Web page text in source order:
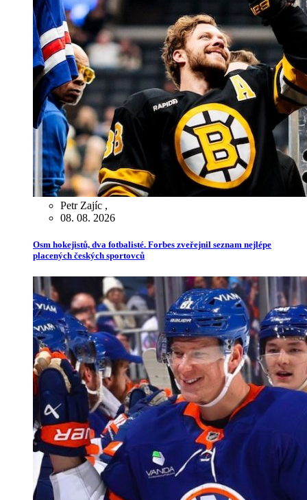
Petr Zajíc ,
08. 08. 2026
Osm hokejistů, dva fotbalisté. Forbes zveřejnil seznam nejlépe
placených českých sportovců